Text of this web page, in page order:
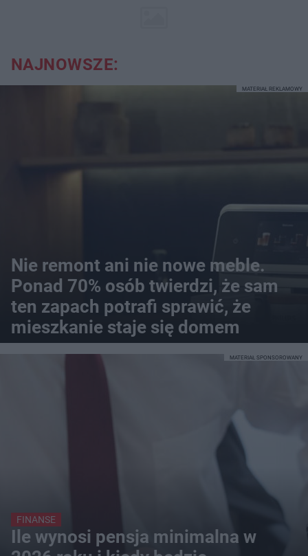
NAJNOWSZE:
Nie remont ani nie nowe meble.
Ponad 70% osób twierdzi, że sam
ten zapach potrafi sprawić, że
mieszkanie staje się domem
MATERIAŁ REKLAMOWY
FINANSE
Ile wynosi pensja minimalna w
MATERIAŁ SPONSOROWANY